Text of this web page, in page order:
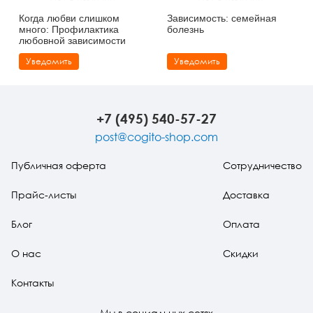
Когда любви слишком
много: Профилактика
любовной зависимости
Уведомить
Зависимость: семейная
болезнь
Уведомить
+7 (495) 540-57-27
post@cogito-shop.com
Публичная оферта
Прайс-листы
Блог
О нас
Контакты
Сотрудничество
Доставка
Оплата
Скидки